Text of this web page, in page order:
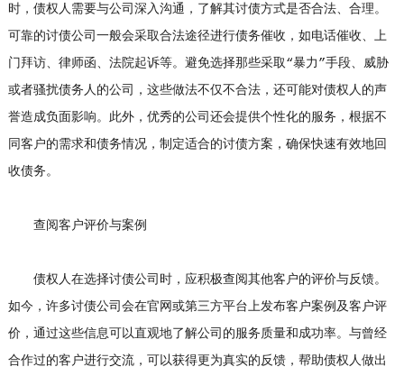
时，债权人需要与公司深入沟通，了解其讨债方式是否合法、合理。
可靠的讨债公司一般会采取合法途径进行债务催收，如电话催收、上
门拜访、律师函、法院起诉等。避免选择那些采取“暴力”手段、威胁
或者骚扰债务人的公司，这些做法不仅不合法，还可能对债权人的声
誉造成负面影响。此外，优秀的公司还会提供个性化的服务，根据不
同客户的需求和债务情况，制定适合的讨债方案，确保快速有效地回
收债务。
查阅客户评价与案例
债权人在选择讨债公司时，应积极查阅其他客户的评价与反馈。
如今，许多讨债公司会在官网或第三方平台上发布客户案例及客户评
价，通过这些信息可以直观地了解公司的服务质量和成功率。与曾经
合作过的客户进行交流，可以获得更为真实的反馈，帮助债权人做出